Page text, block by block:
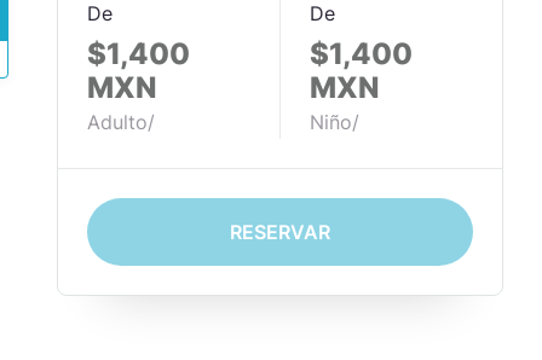
De
$1,400
MXN
Adulto/
De
$1,400
MXN
Niño/
RESERVAR